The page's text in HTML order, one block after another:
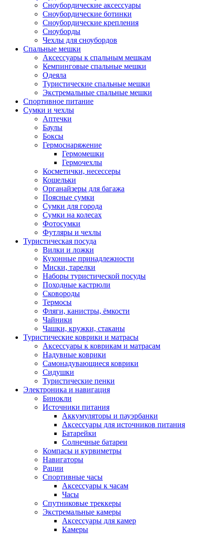
Сноубордические аксессуары
Сноубордические ботинки
Сноубордические крепления
Сноуборды
Чехлы для сноубордов
Спальные мешки
Аксессуары к спальным мешкам
Кемпинговые спальные мешки
Одеяла
Туристические спальные мешки
Экстремальные спальные мешки
Спортивное питание
Сумки и чехлы
Аптечки
Баулы
Боксы
Гермоснаряжение
Гермомешки
Гермочехлы
Косметички, несессеры
Кошельки
Органайзеры для багажа
Поясные сумки
Сумки для города
Сумки на колесах
Фотосумки
Футляры и чехлы
Туристическая посуда
Вилки и ложки
Кухонные принадлежности
Миски, тарелки
Наборы туристической посуды
Походные кастрюли
Сковороды
Термосы
Фляги, канистры, ёмкости
Чайники
Чашки, кружки, стаканы
Туристические коврики и матрасы
Аксессуары к коврикам и матрасам
Надувные коврики
Самонадувающиеся коврики
Сидушки
Туристические пенки
Электроника и навигация
Бинокли
Источники питания
Аккумуляторы и пауэрбанки
Аксессуары для источников питания
Батарейки
Солнечные батареи
Компасы и курвиметры
Навигаторы
Рации
Спортивные часы
Аксессуары к часам
Часы
Спутниковые треккеры
Экстремальные камеры
Аксессуары для камер
Камеры